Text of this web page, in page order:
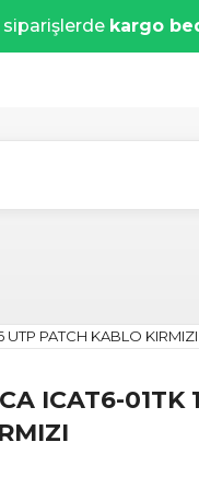
siparişlerde kargo
UTP PATCH KABLO KIRMIZI
ICAT6-01TK